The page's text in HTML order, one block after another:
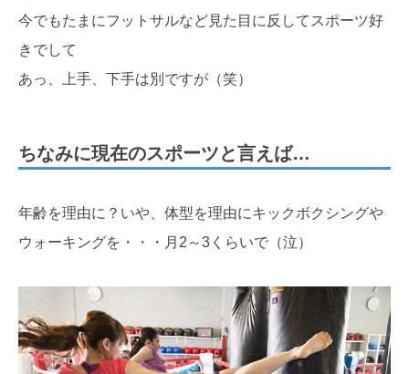
今でもたまにフットサルなど見た目に反してスポーツ好
きでして
あっ、上手、下手は別ですが（笑）
ちなみに現在のスポーツと言えば…
年齢を理由に？いや、体型を理由にキックボクシングや
ウォーキングを・・・月2～3くらいで（泣）